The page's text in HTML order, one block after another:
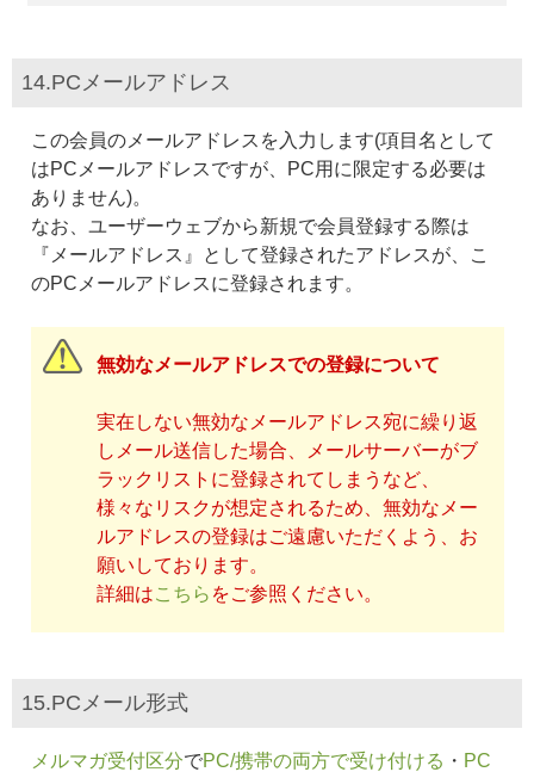
14.PCメールアドレス
この会員のメールアドレスを入力します(項目名として
はPCメールアドレスですが、PC用に限定する必要は
ありません)。
なお、ユーザーウェブから新規で会員登録する際は
『メールアドレス』として登録されたアドレスが、こ
のPCメールアドレスに登録されます。
無効なメールアドレスでの登録について
実在しない無効なメールアドレス宛に繰り返
しメール送信した場合、メールサーバーがブ
ラックリストに登録されてしまうなど、
様々なリスクが想定されるため、無効なメー
ルアドレスの登録はご遠慮いただくよう、お
願いしております。
詳細はこちら をご参照ください。
15.PCメール形式
メルマガ受付区分でPC/携帯の両方で受け付ける ・ PC